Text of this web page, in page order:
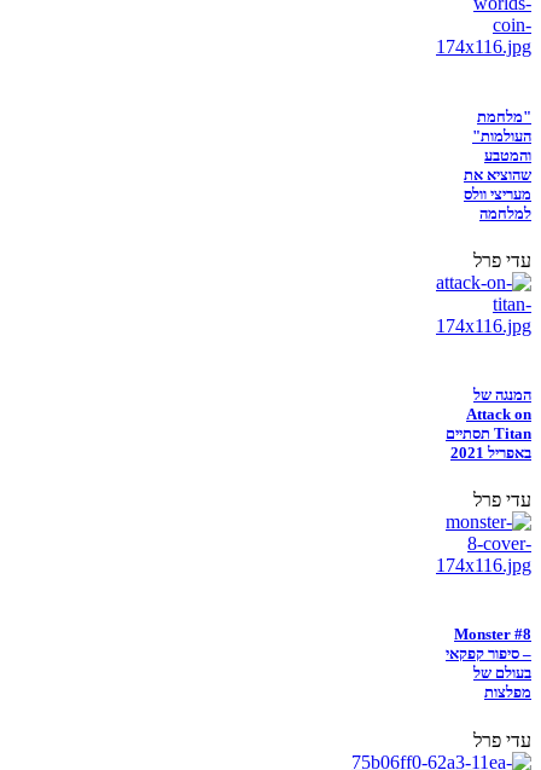
"מלחמת
העולמות"
והמטבע
שהוציא את
מעריצי וולס
למלחמה
עדי פרל
המנגה של
Attack on
Titan תסתיים
באפריל 2021
עדי פרל
Monster #8
– סיפור קפקאי
בעולם של
מפלצות
עדי פרל